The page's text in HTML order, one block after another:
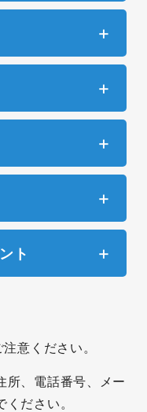
ト
意ください。
所、電話番号、メー
ださい。